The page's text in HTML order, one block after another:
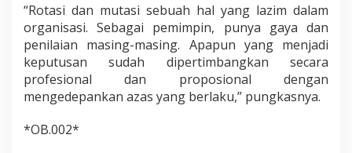
“Rotasi dan mutasi sebuah hal yang lazim dalam
organisasi. Sebagai pemimpin, punya gaya dan
penilaian masing-masing. Apapun yang menjadi
keputusan sudah dipertimbangkan secara
profesional dan proposional dengan
mengedepankan azas yang berlaku,” pungkasnya.
*OB.002*